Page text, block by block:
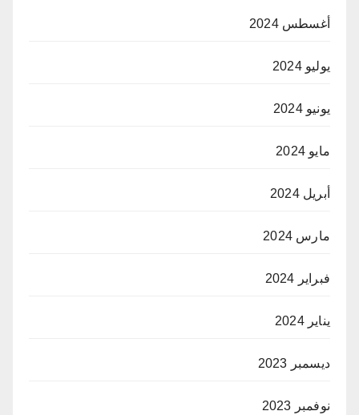
أغسطس 2024
يوليو 2024
يونيو 2024
مايو 2024
أبريل 2024
مارس 2024
فبراير 2024
يناير 2024
ديسمبر 2023
نوفمبر 2023